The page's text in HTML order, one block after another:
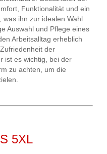
Funktionalität und ein
was ihn zur idealen Wahl
Auswahl und Pflege eines
Arbeitsalltag erheblich
der
ist es wichtig, bei der
zu achten, um die
5XL